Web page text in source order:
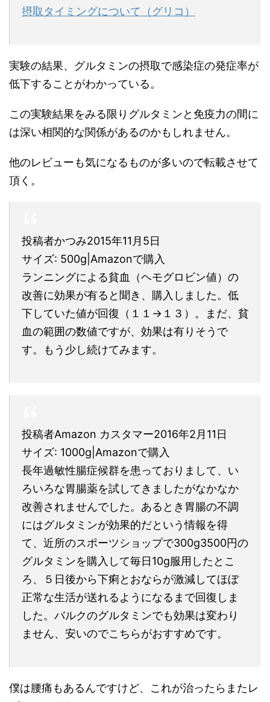
摂取タイミングについて（グリコ）
実験の結果、グルタミンの摂取で感染症の発症率が
低下することがわかっている。
この実験結果をみる限りグルタミンと免疫力の間に
は深い相関的な関係があるのかもしれません。
他のレビューも気になるものが多いので転載させて
頂く。
投稿者かつみ2015年11月5日
サイズ: 500g|Amazonで購入
ランニングによる貧血（ヘモグロビン値）の
改善に効果が有ると聞き、購入しました。低
下していた値が回復（１１→１３）。まだ、貧
血の範囲の数値ですが、効果は有りそうで
す。もう少し続けてみます。
投稿者Amazon カスタマー2016年2月11日
サイズ: 1000g|Amazonで購入
長年過敏性腸症候群を患っておりまして、い
ろいろな胃腸薬を試してきましたがなかなか
改善されませんでした。あるとき胃腸の不調
にはグルタミンが効果的だという情報を得
て、近所のスポーツショップで300g3500円の
グルタミンを購入して毎日10g服用したとこ
ろ、５日後から下痢とおならが激減してほぼ
正常な生活が送れるようになるまで回復しま
した。バルクのグルタミンでも効果は変わり
ません、安いのでこちらがおすすめです。
僕は腰痛もあるんですけど、これが治ったらまたレ